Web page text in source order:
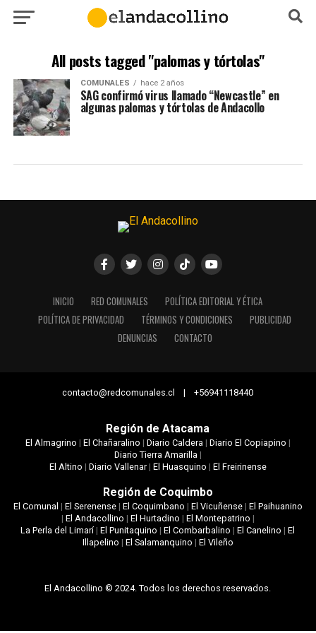
All posts tagged "palomas y tórtolas"
COMUNALES hace 2 años
SAG confirmó virus llamado “Newcastle” en
algunas palomas y tórtolas de Andacollo
INICIO RED COMUNALES
POLÍTICA EDITORIAL Y ÉTICA
POLÍTICA DE PRIVACIDAD
TÉRMINOS Y CONDICIONES
PUBLICIDAD
DENUNCIAS
CONTACTO
contacto@redcomunales.cl | +56941118440
Región de Atacama
El Almagrino | El Chañaralino | Diario Caldera| Diario El Copiapino |
Diario Tierra Amarilla|
El Altino | Diario Vallenar| El Huasquino | El Freirinense
Región de Coquimbo
El Comunal | El Serenense| El Coquimbano | El Vicuñense| El Paihuanino
| El Andacollino | El Hurtadino | El Montepatrino |
La Perla del Limarí|El Punitaquino |El Combarbalino |El Canelino |El
Illapelino | El Salamanquino | El Vileño
El Andacollino © 2024. Todos los derechos reservados.